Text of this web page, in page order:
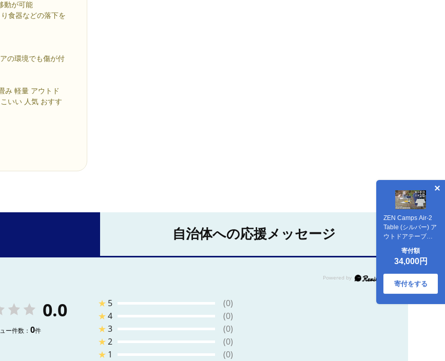
動が可能
食器などの落下を
の環境でも傷が付
み 軽量 アウトド
いい 人気 おすす
ZEN Camps Air-2
Table (シルバー) ア
ウトドアテーブル
折りたたみ コンパ
クト おしゃれ 沖縄
市 / 株式会社YOLO
[BCAH005] 常温
寄付額
34,000円
寄付をする
自治体への応援メッセージ
0.0
ー件数： 0件
★ 5
(0)
★4
(0)
★3
(0)
★2
(0)
★ 1 (0)